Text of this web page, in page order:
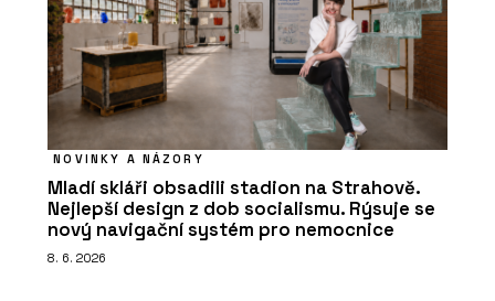
NOVINKY A NÁZORY
Mladí skláři obsadili stadion na Strahově.
Nejlepší design z dob socialismu. Rýsuje se
nový navigační systém pro nemocnice
8. 6. 2026